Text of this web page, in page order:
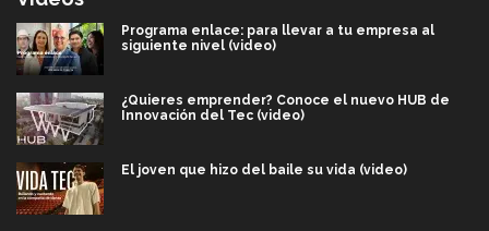
Programa enlace: para llevar a tu empresa al
siguiente nivel (video)
¿Quieres emprender? Conoce el nuevo HUB de
Innovación del Tec (video)
El joven que hizo del baile su vida (video)